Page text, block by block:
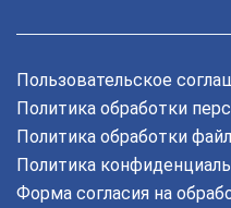
Пользовательское
Политика обработки
Политика обработки
Политика
Форма согласия на